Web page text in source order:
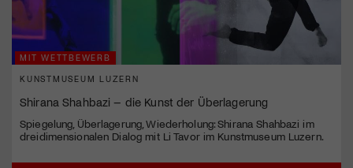
MIT WETTBEWERB
KUNSTMUSEUM LUZERN
Shirana Shahbazi – die Kunst der Überlagerung
Spiegelung, Überlagerung, Wiederholung: Shirana Shahbazi im
dreidimensionalen Dialog mit Li Tavor im Kunstmuseum Luzern.